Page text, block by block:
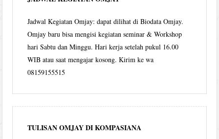
Jadwal Kegiatan Omjay: dapat dilihat di Biodata Omjay.
Omjay baru bisa mengisi kegiatan seminar & Workshop
hari Sabtu dan Minggu. Hari kerja setelah pukul 16.00
WIB atau saat mengajar kosong. Kirim ke wa
08159155515
TULISAN OMJAY DI KOMPASIANA